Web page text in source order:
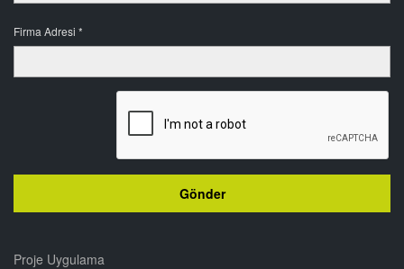
Firma Adresi *
Proje Uygulama